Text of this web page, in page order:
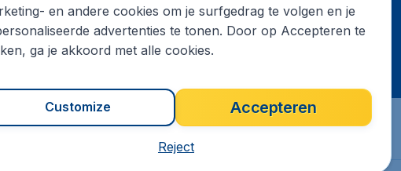
CheapTickets.nl
CheapTickets.sg
en andere cookies om je surfgedrag te volgen en je
advertenties te tonen. Door op Accepteren te
ga je akkoord met alle cookies.
Accepteren
Customize
Reject